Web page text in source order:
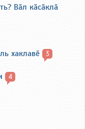
Вӑл кӑсӑклӑ
хаклавӗ 3
4